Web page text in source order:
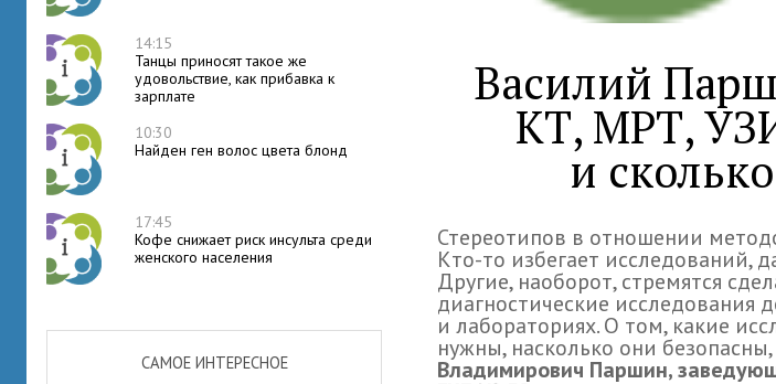
14:15
Танцы приносят такое же
удовольствие, как прибавка к
зарплате
10:30
Найден ген волос цвета блонд
17:45
Кофе снижает риск инсульта среди
женского населения
САМОЕ ИНТЕРЕСНОЕ
Василий
КТ, МРТ,
и
Стереотипов в отношении
Кто-то избегает исследований,
Другие, наоборот, стремятся
диагностические исследования
и лабораториях. О том, какие
нужны, насколько они безопасны,
Владимирович Паршин,